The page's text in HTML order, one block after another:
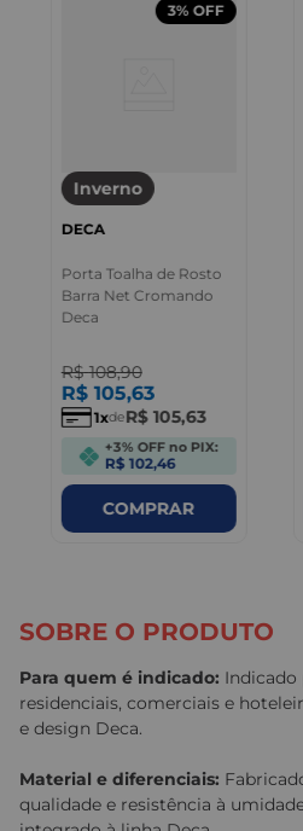
3% OFF
Inverno
DECA
Porta Toalha de Rosto
Barra Net Cromando
Deca
R$ 108,90
R$ 105,63
1 deR$ 105,63
+3% OFF no PIX:
R$ 102,46
COMPRAR